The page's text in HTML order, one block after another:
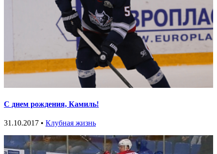
С днем рождения, Камиль!
31.10.2017 • Клубная жизнь